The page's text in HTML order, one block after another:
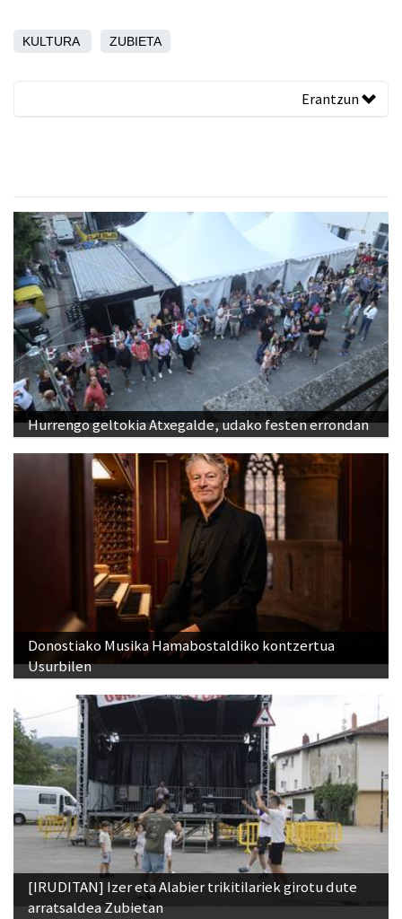
KULTURA ZUBIETA
Erantzun
Hurrengo geltokia Atxegalde, udako festen errondan
Donostiako Musika Hamabostaldiko kontzertua
Usurbilen
[IRUDITAN] Izer eta Alabier trikitilariek girotu dute
arratsaldea Zubietan